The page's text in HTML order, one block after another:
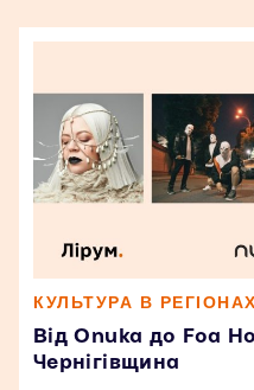
КУЛЬТУРА В РЕГІОНАХ
Від Onuka до Foa
Чернігівщина